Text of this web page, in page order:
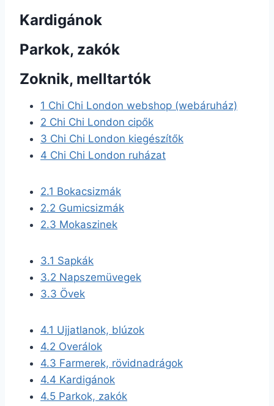
Kardigánok
Parkok, zakók
Zoknik, melltartók
1 Chi Chi London webshop (webáruház)
2 Chi Chi London cipők
3 Chi Chi London kiegészítők
4 Chi Chi London ruházat
2.1 Bokacsizmák
2.2 Gumicsizmák
2.3 Mokaszinek
3.1 Sapkák
3.2 Napszemüvegek
3.3 Övek
4.1 Ujjatlanok, blúzok
4.2 Overálok
4.3 Farmerek, rövidnadrágok
4.4 Kardigánok
4.5 Parkok, zakók